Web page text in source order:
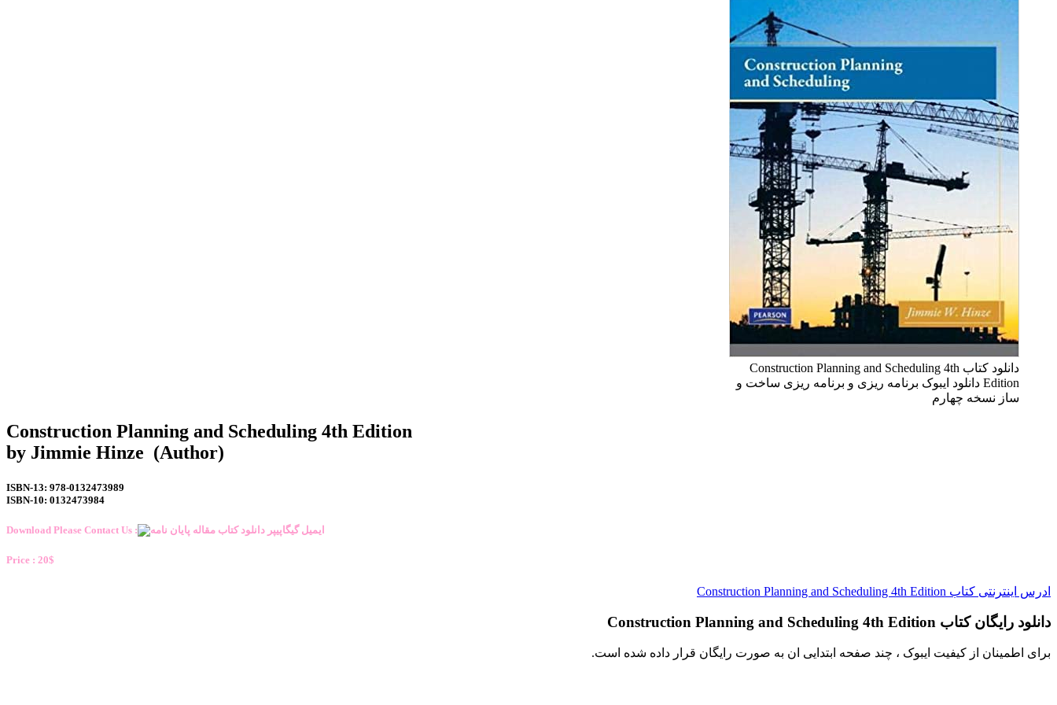
دانلود کتاب Construction Planning and Scheduling 4th
Edition دانلود ایبوک برنامه ریزی و برنامه ریزی ساخت و
ساز نسخه چهارم
Construction Planning and Scheduling 4th Edition
by Jimmie Hinze (Author)
ISBN-13: 978-0132473989
ISBN-10: 0132473984
Download Please Contact Us :
Price : 20$
ادرس اینترنتی کتاب Construction Planning and Scheduling 4th Edition
دانلود رایگان کتاب Construction Planning and Scheduling 4th Edition
برای اطمینان از کیفیت ایبوک ، چند صفحه ابتدایی ان به صورت رایگان قرار داده شده است.